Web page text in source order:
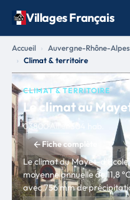
Villages Français
Accueil Auvergne-Rhône-Alpes
Climat & territoire
CLIMAT & TERRITOIRE
Le climat au
03800 Allier
Fiche complète
Le climat du Mayet-
moyenne annuelle de 11,8
avec 756 mm de